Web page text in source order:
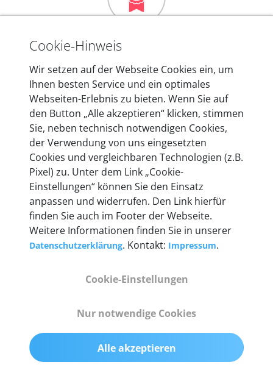
Mehr als 10 Jahre Erfahrung
In den Kfz-Diagnosegeräten von autoaid stecken
mehr als 10 Jahre Erfahrung, und auch in Zukunft
entwickeln wir unsere Produkte am Standort in
Berlin laufend weiter. Auf diese Qualität vertrauen
heute mehr als 60.000 Privatkunden und
Unternehmen.
Technische Details &
Lieferumfang
Abmessungen
Gewicht
200 g
Cookie-Hinweis
Wir setzen auf der Webseite Cookies ein, um
Ihnen besten Service und ein optimales
Webseiten-Erlebnis zu bieten. Wenn Sie auf
den Button „Alle akzeptieren“ klicken, stimmen
Sie, neben technisch notwendigen Cookies,
der Verwendung von uns eingesetzten
Cookies und vergleichbaren Technologien (z.B.
Pixel) zu. Unter dem Link „Cookie-
Einstellungen“ können Sie den Einsatz
anpassen und widerrufen. Den Link hierfür
finden Sie auch im Footer der Webseite.
Weitere Informationen finden Sie in unserer
Datenschutzerklärung. Kontakt: Impressum.
Cookie-Einstellungen
Nur notwendige Cookies
Alle akzeptieren